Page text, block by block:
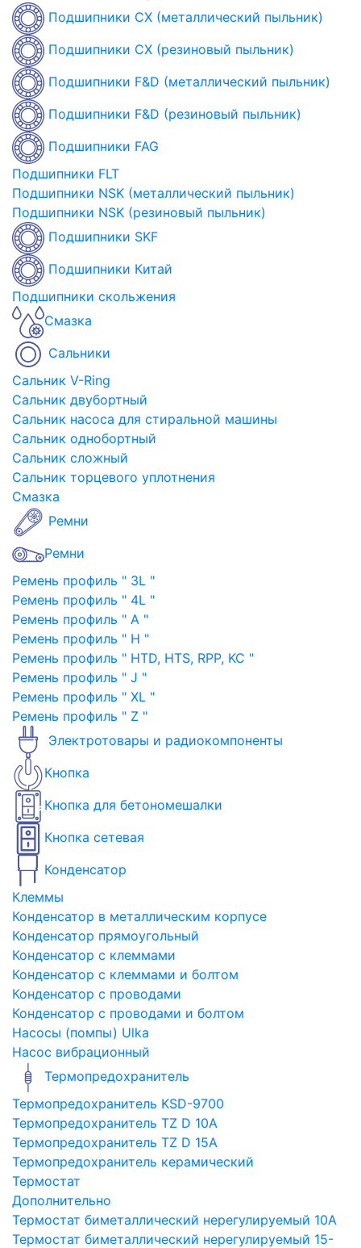
Подшипники CX (металлический пыльник)
Подшипники CX (резиновый пыльник)
Подшипники F&D (металлический пыльник)
Подшипники F&D (резиновый пыльник)
Подшипники FAG
Подшипники FLT
Подшипники NSK (металлический пыльник)
Подшипники NSK (резиновый пыльник)
Подшипники SKF
Подшипники Китай
Подшипники скольжения
Смазка
Сальники
Сальник V-Ring
Сальник двубортный
Сальник насоса для стиральной машины
Сальник однобортный
Сальник сложный
Сальник торцевого уплотнения
Смазка
Ремни
Ремни
Ремень профиль " 3L "
Ремень профиль " 4L "
Ремень профиль " A "
Ремень профиль " H "
Ремень профиль " HTD, HTS, RPP, KC "
Ремень профиль " J "
Ремень профиль " XL "
Ремень профиль " Z "
Электротовары и радиокомпоненты
Кнопка
Кнопка для бетономешалки
Кнопка сетевая
Конденсатор
Клеммы
Конденсатор в металлическим корпусе
Конденсатор прямоугольный
Конденсатор с клеммами
Конденсатор с клеммами и болтом
Конденсатор с проводами
Конденсатор с проводами и болтом
Насосы (помпы) Ulka
Насос вибрационный
Термопредохранитель
Термопредохранитель KSD-9700
Термопредохранитель TZ D 10A
Термопредохранитель TZ D 15A
Термопредохранитель керамический
Термостат
Дополнительно
Термостат биметаллический нерегулируемый 10A
Термостат биметаллический нерегулируемый 15-